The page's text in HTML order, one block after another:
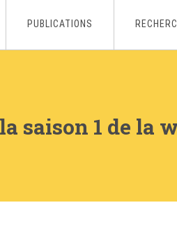
PUBLICATIONS
saison 1 de la